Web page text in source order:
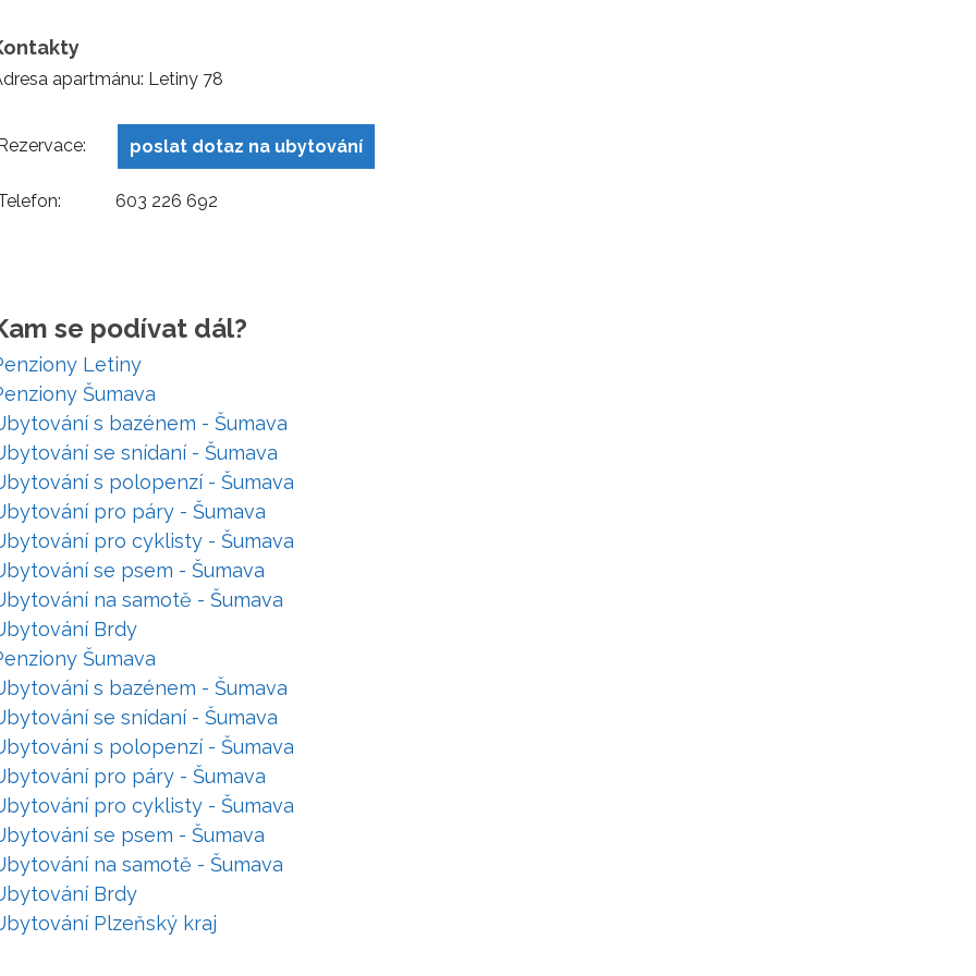
apartmánu: Letiny 78
poslat dotaz na ubytování
603 226 692
se podívat dál?
Letiny
Šumava
s bazénem - Šumava
se snídaní - Šumava
s polopenzí - Šumava
pro páry - Šumava
pro cyklisty - Šumava
se psem - Šumava
na samotě - Šumava
Brdy
Šumava
s bazénem - Šumava
se snídaní - Šumava
s polopenzí - Šumava
pro páry - Šumava
pro cyklisty - Šumava
se psem - Šumava
na samotě - Šumava
Brdy
Plzeňský kraj